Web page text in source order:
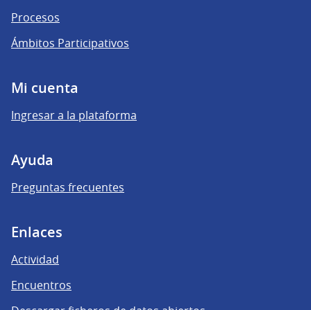
Procesos
Ámbitos Participativos
Mi cuenta
Ingresar a la plataforma
Ayuda
Preguntas frecuentes
Enlaces
Actividad
Encuentros